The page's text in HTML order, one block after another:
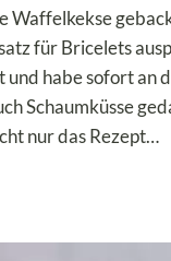
Waffelkekse
für Bricelets
habe sofort an
Schaumküsse
nur das Rezept…